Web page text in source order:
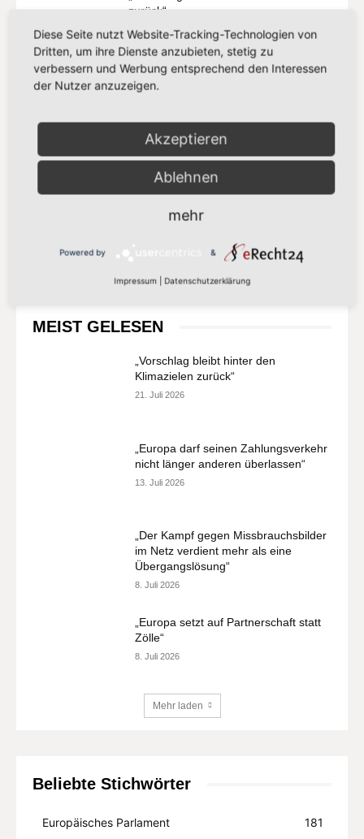
Aktuelles
zurück“
21. Juli 2026
„Europa darf seinen Zahlungsverkehr
13. Juli 2026
„Der Kampf gegen Missbrauchsbilder im
Netz verdient mehr als eine
Übergangslösung“
MEIST GELESEN
„Vorschlag bleibt hinter den
Klimazielen zurück“
21. Juli 2026
„Europa darf seinen Zahlungsverkehr
nicht länger anderen überlassen“
13. Juli 2026
„Der Kampf gegen Missbrauchsbilder
im Netz verdient mehr als eine
Übergangslösung“
8. Juli 2026
„Europa setzt auf Partnerschaft statt
Zölle“
8. Juli 2026
Mehr laden
Beliebte Stichwörter
Europäisches Parlament
181
Diese Seite nutzt Website-Tracking-Technologien von
Dritten, um ihre Dienste anzubieten, stetig zu
verbessern und Werbung entsprechend den Interessen
der Nutzer anzuzeigen.
Akzeptieren
Ablehnen
mehr
Powered by &
Impressum Datenschutzerklärung